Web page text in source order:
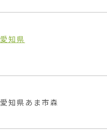
愛知県
愛知県あま市森